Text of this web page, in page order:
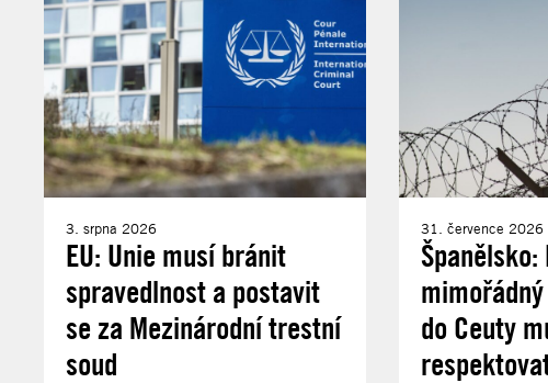
3. srpna 2026
EU: Unie musí bránit
spravedlnost a postavit
se za Mezinárodní trestní
soud
31. července 2026
Španělsko:
do Ceuty